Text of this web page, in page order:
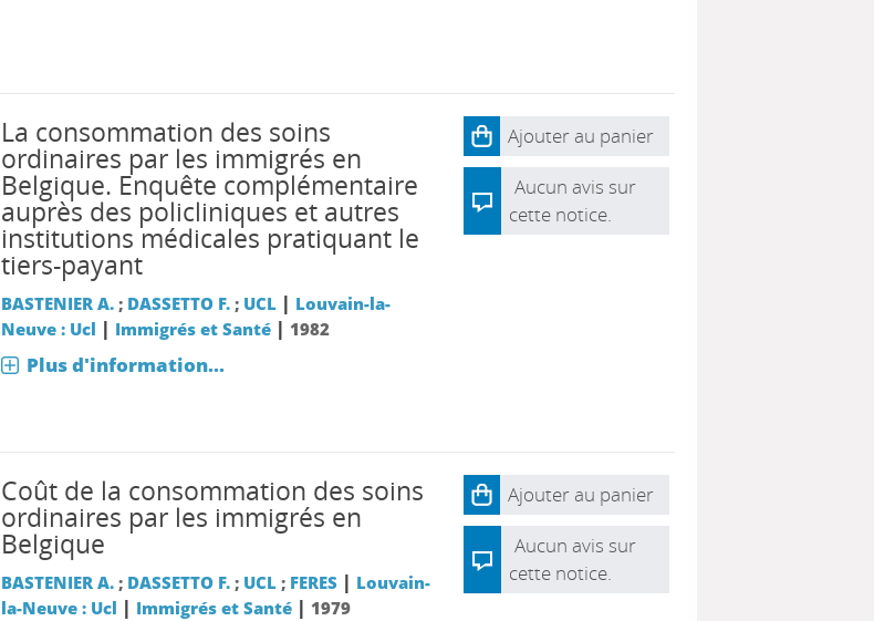
La consommation des soins
ordinaires par les immigrés en
Belgique. Enquête complémentaire
auprès des policliniques et autres
institutions médicales pratiquant le
tiers-payant
BASTENIER A.; DASSETTO F.; UCL | Louvain-la-
Neuve : Ucl | Immigrés et Santé| 1982
Plus d'information...
Ajouter au panier
Aucun avis sur
cette notice.
Coût de la consommation des soins
ordinaires par les immigrés en
Belgique
BASTENIER A.; DASSETTO F.; UCL; FERES | Louvain-
la-Neuve : Ucl | Immigrés et Santé| 1979
Ajouter au panier
Aucun avis sur
cette notice.